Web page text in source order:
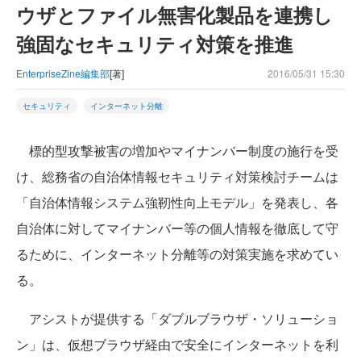
ウザとファイル無害化製品を連携し
強固なセキュリティ対策を推進
EnterpriseZine編集部[著] 2016/05/31 15:30
セキュリティ インターネット分離
標的型攻撃被害の増加やマイナンバー制度の施行を受
け、総務省の自治体情報セキュリティ対策検討チームは
「自治体情報システム強靭性向上モデル」を発表し、各
自治体に対してマイナンバー等の個人情報を徹底して守
るために、インターネット分離等の対策実施を求めてい
る。
アシストが提供する「ダブルブラウザ・ソリューショ
ン」は、仮想ブラウザ経由で安全にインターネットを利